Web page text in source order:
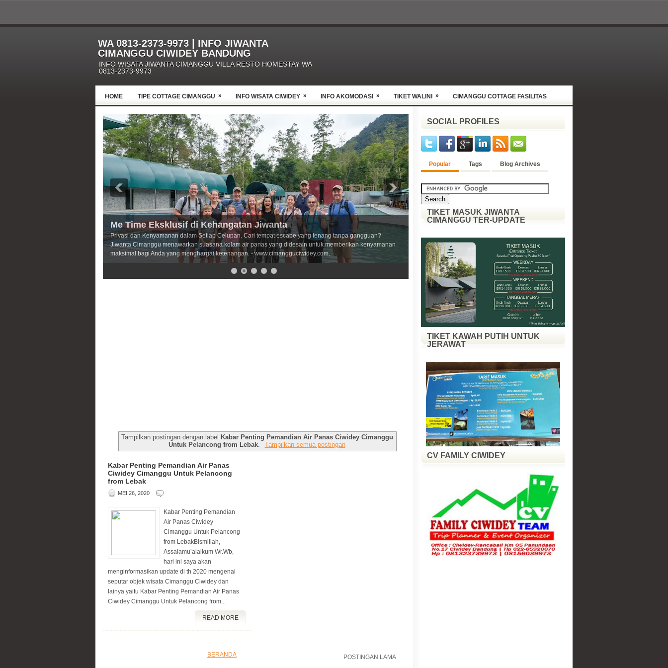
WA 0813-2373-9973 | INFO JIWANTA
CIMANGGU CIWIDEY BANDUNG
INFO WISATA JIWANTA CIMANGGU VILLA RESTO HOMESTAY WA
0813-2373-9973
HOME TIPE COTTAGE CIMANGGU » INFO WISATA CIWIDEY » INFO AKOMODASI » TIKET WALINI » CIMANGGU COTTAGE FASILITAS
Me Time Eksklusif di Kehangatan Jiwanta
Privasi dan Kenyamanan dalam Setiap Celupan. Cari tempat escape yang tenang tanpa gangguan?
Jiwanta Cimanggu menawarkan suasana kolam air panas yang didesain untuk memberikan kenyamanan
maksimal bagi Anda yang menghargai ketenangan. - www.cimangguciwidey.com.
Tampilkan postingan dengan label Kabar Penting Pemandian Air Panas Ciwidey Cimanggu
Untuk Pelancong from Lebak
Tampilkan semua postingan
Kabar Penting Pemandian Air Panas
Ciwidey Cimanggu Untuk Pelancong
from Lebak
MEI 26, 2020
Kabar Penting Pemandian
Air Panas Ciwidey
Cimanggu Untuk Pelancong
from LebakBismillah,
Assalamu’alaikum Wr.Wb,
hari ini saya akan
menginformasikan update di th 2020 mengenai
seputar objek wisata Cimanggu Ciwidey dan
lainya yaitu Kabar Penting Pemandian Air Panas
Ciwidey Cimanggu Untuk Pelancong from...
READ MORE
POSTINGAN LAMA
BERANDA
SOCIAL PROFILES
Popular Tags Blog Archives
TIKET MASUK JIWANTA
CIMANGGU TER-UPDATE
TIKET KAWAH PUTIH UNTUK
JERAWAT
CV FAMILY CIWIDEY